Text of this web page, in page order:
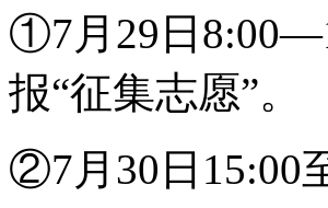
①7月29日
报“征集志愿”。
②7月30日15:00